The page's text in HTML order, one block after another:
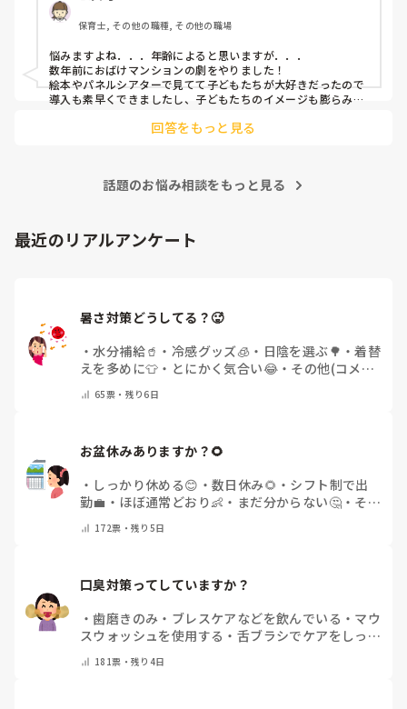
保育士, その他の職種, その他の職場
悩みますよね．．．年齢によると思いますが．．．
数年前におばけマンションの劇をやりました！
絵本やパネルシアターで見てて子どもたちが大好きだったので
導入も素早くできましたし、子どもたちのイメージも膨らみや
回答をもっと見る
話題のお悩み相談をもっと見る
最近のリアルアンケート
暑さ対策どうしてる？🥵
・水分補給🥤 ・ 冷感グッズ🧊 ・ 日陰を選ぶ🌳 ・着替
えを多めに👕 ・ とにかく気合い😂・ その他(コメン
65票・ 残り6日
お盆休みありますか？🌻
・ しっかり休める😊 ・ 数日休み🌻 ・ シフト制で出
勤💼 ・ ほぼ通常どおり👶 ・ まだ分からない🤔・ その
172票・残り5日
口臭対策ってしていますか？
・歯磨きのみ ・ ブレスケアなどを飲んでいる ・ マウ
スウォッシュを使用する ・ 舌ブラシでケアをしっか
の他(コメントで教えて下さい)
181票・残り4日